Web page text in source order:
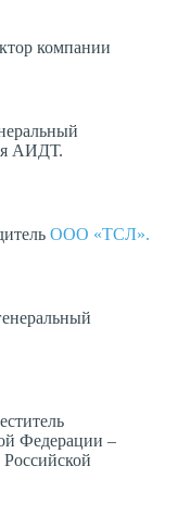
компании
АИДТ.
ООО «ТСЛ».
Федерации –